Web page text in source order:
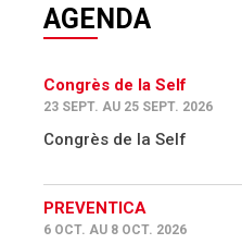
AGENDA
Congrès de la Self
23 SEPT. AU 25 SEPT. 2026
Congrès de la Self
PREVENTICA
6 OCT. AU 8 OCT. 2026